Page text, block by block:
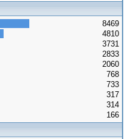
8469
4810
3731
2833
2060
768
733
317
314
166